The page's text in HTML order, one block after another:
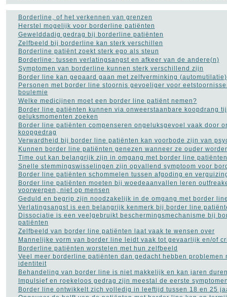
Plasproblemen(9)
Plastische chirurgie(32)
Premenstrueel syndroom
(2)
Prostaatkanker(45)
Psoriasis(10)
Pyschose(10)
Reuma(18)
Rimpels(32)
Roken(55)
Rookverslaving
Schizofrenie(9)
Sex(281)
Slaapapneu(21)
Slapeloosheid(129)
Slechte adem
Stress(45)
Trombose(1)
Vaginale infecties(10)
Vaginisme - schedekramp
(2)
Verkoudheid(12)
Vitamines(77)
Voedingssupplementen
(110)
Voet - pijn aan de voet (3)
Ziekte van Bechterew
Ziekte van Crohn(3)
NAVIGATIE
Contact
Links naar medische sites
Borderline, of het verkennen van grenzen
Herstel mogelijk voor borderline patiënten
Gewelddadig gedrag bij borderline patiënten
Zelfbeeld bij borderline kan sterk verschillen
Borderline patiënt zoekt sterk ego als steun
Borderline: tussen verlatingsangst en afkeer van de andere(n)
Symptomen van borderline kunnen sterk verschillend zijn
Border line kan gepaard gaan met zelfverminking (automutilatie)
Personen met border line stoornis gevoeliger voor
boulemie
Welke medicijnen moet een border line patiënt nemen?
Border line patiënten kunnen via onweerstaanbare koopdrang
geluksmomenten zoeken
Border line patiënten compenseren ongeluksgevoel vaak door
koopgedrag
Verwardheid bij border line patiënten kan voorbode zijn van
Kunnen border line patiënten genezen wanneer ze ouder
Time out kan belangrijk zijn in omgang met border line patiënten
Snelle stemmingswisselingen zijn opvallend symptoom voor
Border line patiënten schommelen tussen afgoding en
Border line patiënten moeten bij woedeaanvallen leren
voorwerpen, niet op mensen
Geduld en begrip zijn noodzakelijk in de omgang met border
Verlatingsangst is een belangrijk kenmerk bij border line
Dissociatie is een veelgebruikt beschermingsmechanisme bij
patiënten
Zelfbeeld van border line patiënten laat vaak te wensen over
Mannelijke vorm van border line leidt vaak tot gevaarlijk en/of
Borderline patiënten worstelen met hun zelfbeeld
Veel meer borderline patiënten dan gedacht hebben problemen
identiteit
Behandeling van border line is niet makkelijk en kan jaren
Impulsief en roekeloos gedrag zijn meestal de eerste
Border line ontwikkelt zich volledig in leeftijd tussen 18 en 25